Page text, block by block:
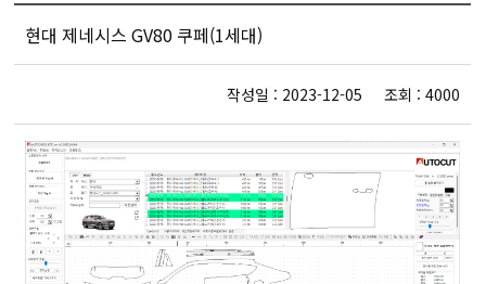
현대 제네시스 GV80 쿠페(1세대)
작성일 : 2023-12-05 조회 : 4000